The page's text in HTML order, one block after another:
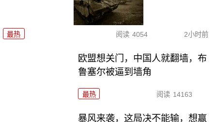
最热 阅读 4054 2小时前
欧盟想关门，中国人就翻墙，布
鲁塞尔被逼到墙角
最热 阅读 14163
暴风来袭，这局决不能输，想赢